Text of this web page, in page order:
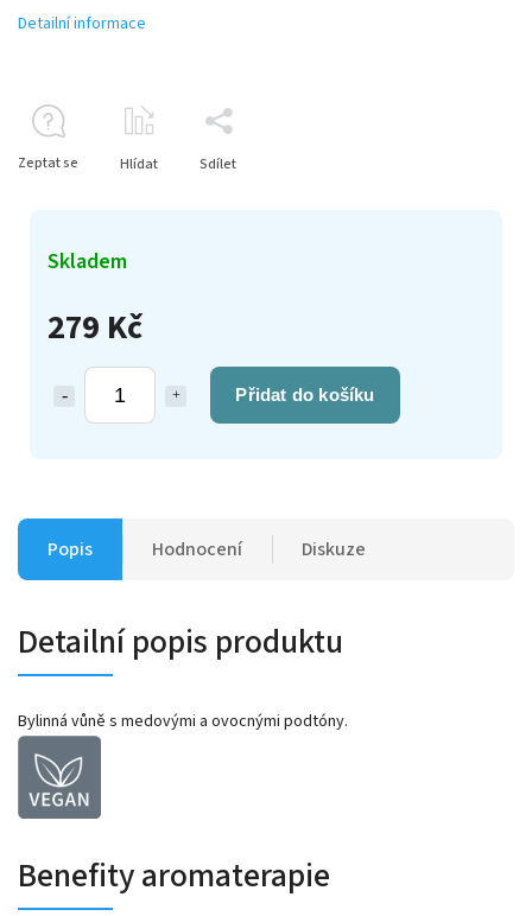
279 Kč
Přidat do košíku
Skladem
Detailní informace
Zeptat se Hlídat Sdílet
Popis Hodnocení Diskuze
Detailní popis produktu
Bylinná vůně s medovými a ovocnými podtóny.
Benefity aromaterapie